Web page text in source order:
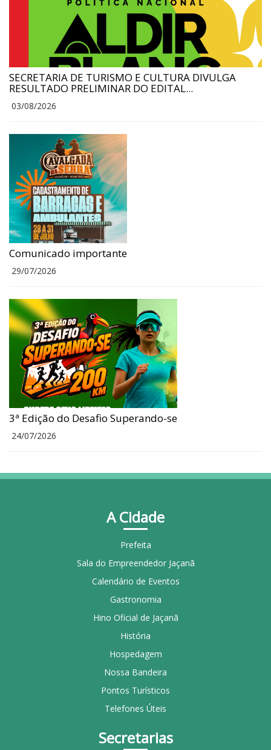
SECRETARIA DE TURISMO E CULTURA DIVULGA
RESULTADO PRELIMINAR DO EDITAL...
03/08/2026
Comunicado importante
29/07/2026
3ª Edição do Desafio Superando-se
24/07/2026
A Cidade
Prefeita
Sala do Empreendedor Jaçanã
Calendário de Eventos
Gastronomia
Hino Oficial de Jaçanã
História
Hospedagem
Nossa Bandeira
Pontos Turísticos
Telefones Úteis
Secretarias